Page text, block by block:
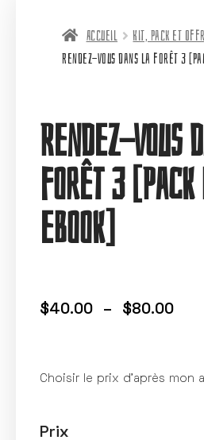
Accueil Kit, Pack et
Rendez-vous dans la forêt 3
Rendez-vous
forêt 3 [Pack
eBook]
$40.00 – $80.00
Choisir le prix d’après mon
Prix